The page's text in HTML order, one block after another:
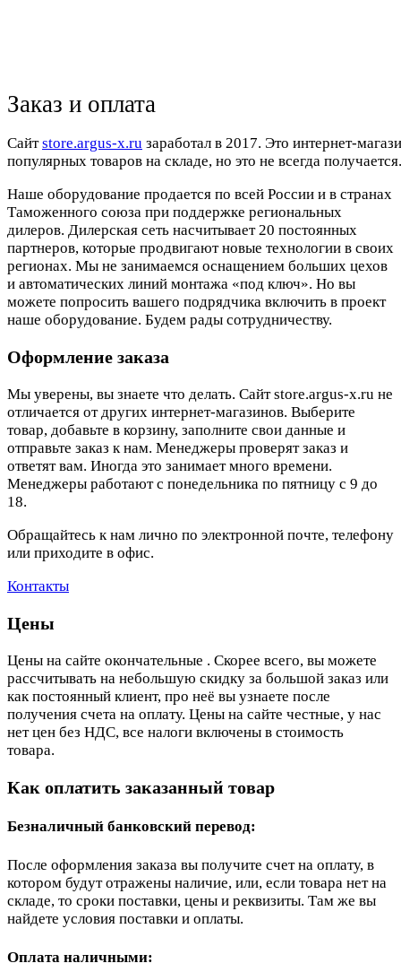
Заказ и оплата
Cайтstore.argus-x.ru заработал в 2017. Это интернет-
популярных товаров на складе, но это не всегда
Наше оборудование продается по всей России и в странах
Таможенного союза при поддержке региональных
дилеров. Дилерская сеть насчитывает 20 постоянных
партнеров, которые продвигают новые технологии в своих
регионах. Мы не занимаемся оснащением больших цехов
и автоматических линий монтажа «под ключ». Но вы
можете попросить вашего подрядчика включить в проект
наше оборудование. Будем рады сотрудничеству.
Оформление заказа
Мы уверены, вы знаете что делать. Сайт store.argus-x.ru не
отличается от других интернет-магазинов. Выберите
товар, добавьте в корзину, заполните свои данные и
отправьте заказ к нам. Менеджеры проверят заказ и
ответят вам. Иногда это занимает много времени.
Менеджеры работают с понедельника по пятницу с 9 до
18.
Обращайтесь к нам лично по электронной почте, телефону
или приходите в офис.
Контакты
Цены
Цены на сайте окончательные . Скорее всего, вы можете
рассчитывать на небольшую скидку за большой заказ или
как постоянный клиент, про неё вы узнаете после
получения счета на оплату. Цены на сайте честные, у нас
нет цен без НДС, все налоги включены в стоимость
товара.
Как оплатить заказанный товар
Безналичный банковский перевод:
После оформления заказа вы получите счет на оплату, в
котором будут отражены наличие, или, если товара нет на
складе, то сроки поставки, цены и реквизиты. Там же вы
найдете условия поставки и оплаты.
Оплата наличными: